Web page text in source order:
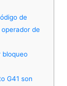
de
de
bloqueo
G41 son